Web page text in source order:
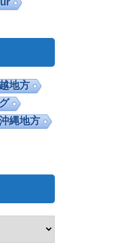
地方
縄地方